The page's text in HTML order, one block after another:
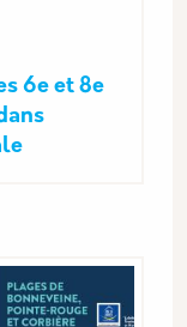
6e et 8e